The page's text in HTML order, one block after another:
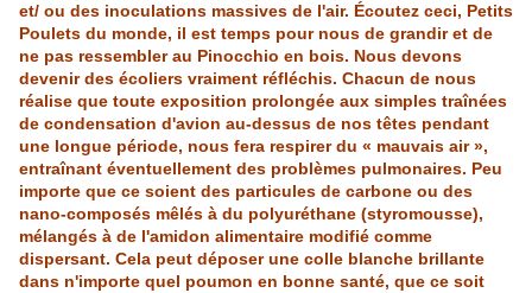
et/ ou des inoculations massives de l'air. Écoutez ceci, Petits
Poulets du monde, il est temps pour nous de grandir et de
ne pas ressembler au Pinocchio en bois. Nous devons
devenir des écoliers vraiment réfléchis. Chacun de nous
réalise que toute exposition prolongée aux simples traînées
de condensation d'avion au-dessus de nos têtes pendant
une longue période, nous fera respirer du « mauvais air »,
entraînant éventuellement des problèmes pulmonaires. Peu
importe que ce soient des particules de carbone ou des
nano-composés mêlés à du polyuréthane (styromousse),
mélangés à de l'amidon alimentaire modifié comme
dispersant. Cela peut déposer une colle blanche brillante
dans n'importe quel poumon en bonne santé, que ce soit